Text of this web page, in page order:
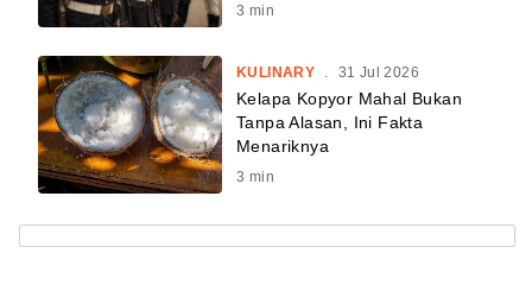
3 min
KULINARY 31 Jul 2026
Kelapa Kopyor Mahal Bukan
Tanpa Alasan, Ini Fakta
Menariknya
3 min